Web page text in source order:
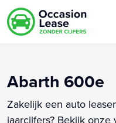
Abarth 600e
Zakelijk een auto
jaarcijfers? Bekijk onze